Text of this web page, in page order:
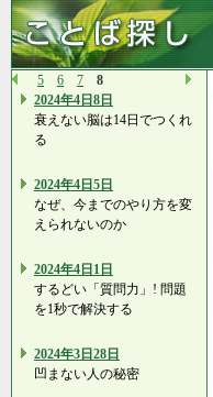
5 6 7
8
2024年4日8日
衰えない脳は14日でつくれ
る
2024年4日5日
なぜ、今までのやり方を変
えられないのか
2024年4日1日
するどい「質問力」! 問題
を1秒で解決する
2024年3日28日
凹まない人の秘密